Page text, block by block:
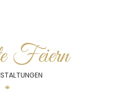
Feiern